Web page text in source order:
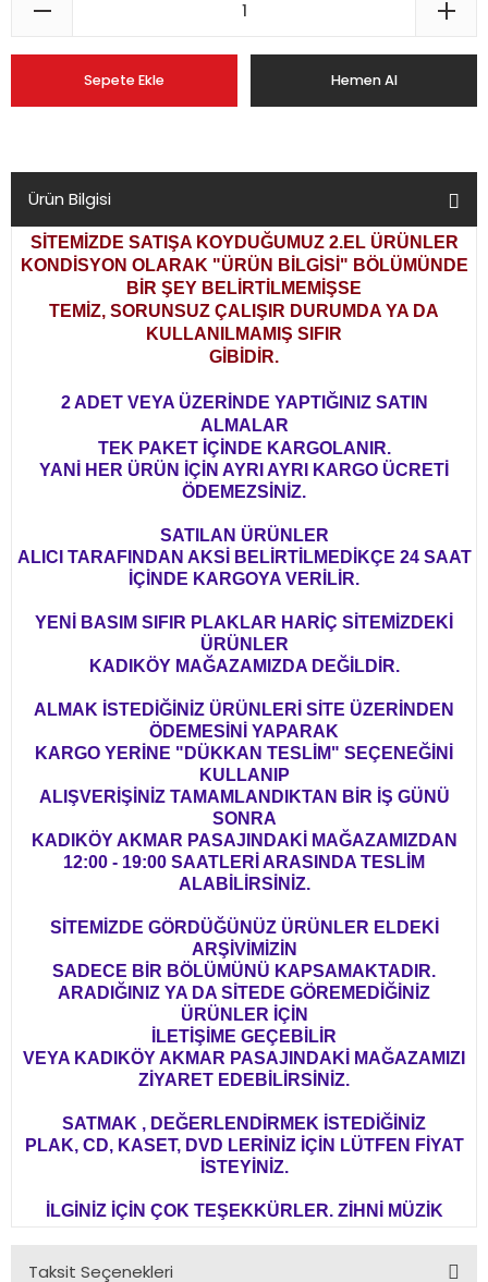
Sepete Ekle Hemen Al
Ürün Bilgisi
SİTEMİZDE SATIŞA KOYDUĞUMUZ 2.EL ÜRÜNLER
KONDİSYON OLARAK "ÜRÜN BİLGİSİ" BÖLÜMÜNDE
BİR ŞEY BELİRTİLMEMİŞSE
TEMİZ, SORUNSUZ ÇALIŞIR DURUMDA YA DA
KULLANILMAMIŞ SIFIR
GİBİDİR.
2 ADET VEYA ÜZERİNDE YAPTIĞINIZ SATIN
ALMALAR
TEK PAKET İÇİNDE KARGOLANIR.
YANİ HER ÜRÜN İÇİN AYRI AYRI KARGO ÜCRETİ
ÖDEMEZSİNİZ.
SATILAN ÜRÜNLER
ALICI TARAFINDAN AKSİ BELİRTİLMEDİKÇE 24 SAAT
İÇİNDE KARGOYA VERİLİR.
YENİ BASIM SIFIR PLAKLAR HARİÇ SİTEMİZDEKİ
ÜRÜNLER
KADIKÖY MAĞAZAMIZDA DEĞİLDİR.
ALMAK İSTEDİĞİNİZ ÜRÜNLERİ SİTE ÜZERİNDEN
ÖDEMESİNİ YAPARAK
KARGO YERİNE "DÜKKAN TESLİM" SEÇENEĞİNİ
KULLANIP
ALIŞVERİŞİNİZ TAMAMLANDIKTAN BİR İŞ GÜNÜ
SONRA
KADIKÖY AKMAR PASAJINDAKİ MAĞAZAMIZDAN
12:00 - 19:00 SAATLERİ ARASINDA TESLİM
ALABİLİRSİNİZ.
SİTEMİZDE GÖRDÜĞÜNÜZ ÜRÜNLER ELDEKİ
ARŞİVİMİZİN
SADECE BİR BÖLÜMÜNÜ KAPSAMAKTADIR.
ARADIĞINIZ YA DA SİTEDE GÖREMEDİĞİNİZ
ÜRÜNLER İÇİN
İLETİŞİME GEÇEBİLİR
VEYA KADIKÖY AKMAR PASAJINDAKİ MAĞAZAMIZI
ZİYARET EDEBİLİRSİNİZ.
SATMAK , DEĞERLENDİRMEK İSTEDİĞİNİZ
PLAK, CD, KASET, DVD LERİNİZ İÇİN LÜTFEN FİYAT
İSTEYİNİZ.
İLGİNİZ İÇİN ÇOK TEŞEKKÜRLER. ZİHNİ MÜZİK
Taksit Seçenekleri